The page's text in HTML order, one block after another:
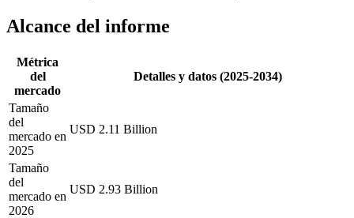
Alcance del informe
Métrica
del
mercado
Detalles y datos (2025-2034)
Tamaño
del
mercado en
2025
USD 2.11 Billion
Tamaño
del
mercado en
2026
USD 2.93 Billion